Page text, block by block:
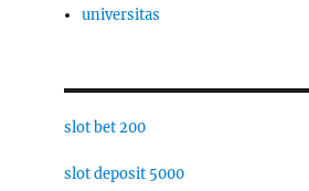
universitas
slot bet 200
slot deposit 5000